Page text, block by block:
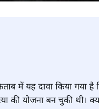
में यह दावा किया गया
की योजना बन चुकी थी।